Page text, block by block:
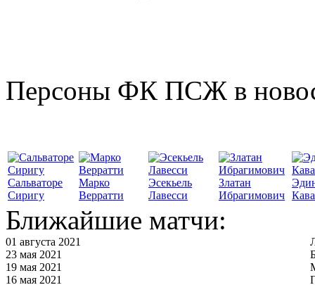
Персоны ФК ПСЖ в
Сальваторе
Сиригу
Марко
Верратти
Эсекьель
Лавесси
Златан
Ибрагимович
Ближайшие матчи:
01 августа 2021
23 мая 2021
19 мая 2021
16 мая 2021